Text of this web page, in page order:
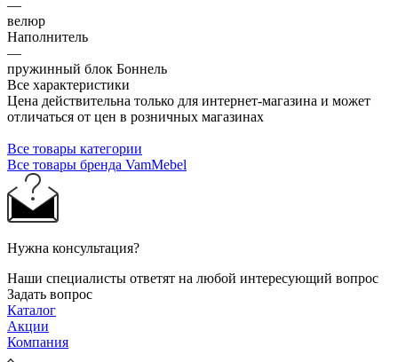
—
велюр
Наполнитель
—
пружинный блок Боннель
Все характеристики
Цена действительна только для интернет-магазина и может
отличаться от цен в розничных магазинах
Все товары категории
Все товары бренда VamMebel
Нужна консультация?
Наши специалисты ответят на любой интересующий вопрос
Задать вопрос
Каталог
Акции
Компания